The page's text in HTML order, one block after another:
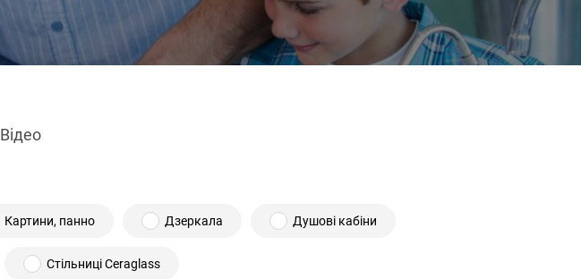
Відео
Картини, панно Дзеркала Душові кабіни
Стільниці Ceraglass